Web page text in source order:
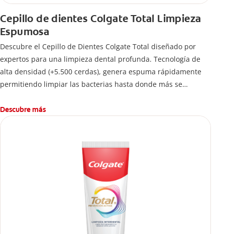
Cepillo de dientes Colgate Total Limpieza
Espumosa
Descubre el Cepillo de Dientes Colgate Total diseñado por
expertos para una limpieza dental profunda. Tecnología de
alta densidad (+5.500 cerdas), genera espuma rápidamente
permitiendo limpiar las bacterias hasta donde más se
Descubre más